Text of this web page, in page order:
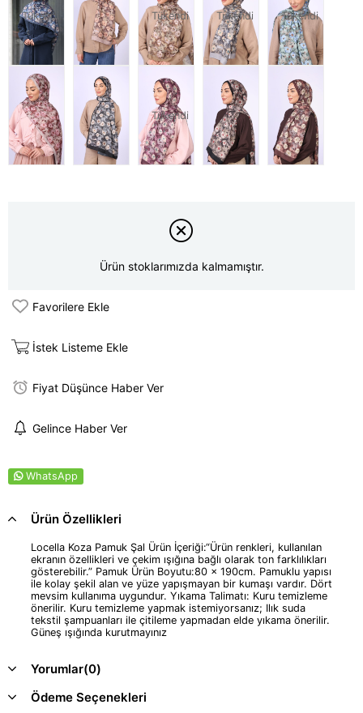
Tükendi Tükendi Tükendi Tükendi
Tükendi
Ürün stoklarımızda kalmamıştır.
Favorilere Ekle
İstek Listeme Ekle
Fiyat Düşünce Haber Ver
Gelince Haber Ver
WhatsApp
Ürün Özellikleri
Locella Koza Pamuk Şal Ürün İçeriği:“Ürün renkleri, kullanılan
ekranın özellikleri ve çekim ışığına bağlı olarak ton farklılıkları
gösterebilir.” Pamuk Ürün Boyutu:80 x 190cm. Pamuklu yapısı
ile kolay şekil alan ve yüze yapışmayan bir kumaşı vardır. Dört
mevsim kullanıma uygundur. Yıkama Talimatı: Kuru temizleme
önerilir. Kuru temizleme yapmak istemiyorsanız; Ilık suda
tekstil şampuanları ile çitileme yapmadan elde yıkama önerilir.
Güneş ışığında kurutmayınız
Yorumlar(0)
Ödeme Seçenekleri